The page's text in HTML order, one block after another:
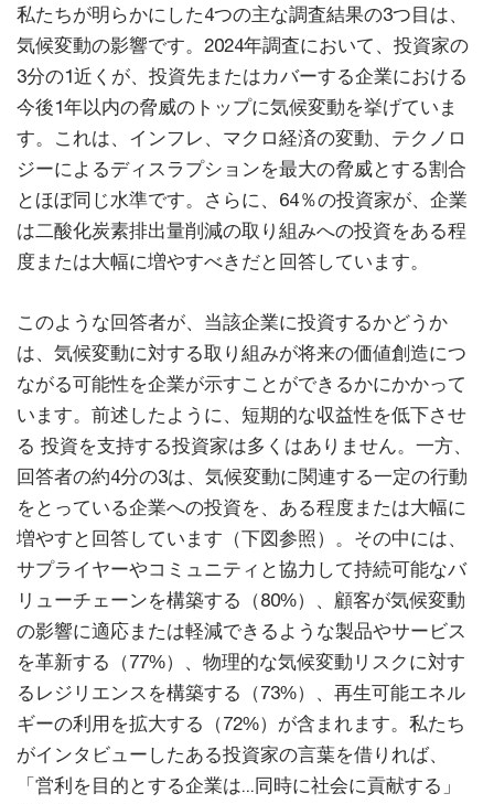
私たちが明らかにした4つの主な調査結果の3つ目は、
気候変動の影響です。2024年調査において、投資家の
3分の1近くが、投資先またはカバーする企業における
今後1年以内の脅威のトップに気候変動を挙げていま
す。これは、インフレ、マクロ経済の変動、テクノロ
ジーによるディスラプションを最大の脅威とする割合
とほぼ同じ水準です。さらに、64％の投資家が、企業
は二酸化炭素排出量削減の取り組みへの投資をある程
度または大幅に増やすべきだと回答しています。
このような回答者が、当該企業に投資するかどうか
は、気候変動に対する取り組みが将来の価値創造につ
ながる可能性を企業が示すことができるかにかかって
います。前述したように、短期的な収益性を低下させ
る 投資を支持する投資家は多くはありません。一方、
回答者の約4分の3は、気候変動に関連する一定の行動
をとっている企業への投資を、ある程度または大幅に
増やすと回答しています（下図参照）。その中には、
サプライヤーやコミュニティと協力して持続可能なバ
リューチェーンを構築する（80%）、顧客が気候変動
の影響に適応または軽減できるような製品やサービス
を革新する（77%）、物理的な気候変動リスクに対す
るレジリエンスを構築する（73%）、再生可能エネル
ギーの利用を拡大する（72%）が含まれます。私たち
がインタビューしたある投資家の言葉を借りれば、
「営利を目的とする企業は...同時に社会に貢献する」